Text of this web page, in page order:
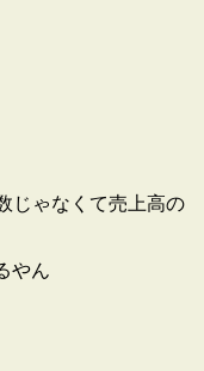
じゃなくて売上高の
やん